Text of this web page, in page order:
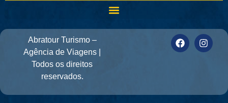
Abratour Turismo –
Agência de Viagens |
Todos os direitos
reservados.